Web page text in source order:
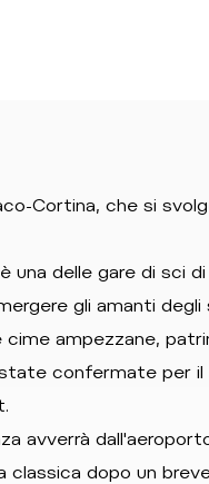
Cortina, che si
una delle gare di sci
gli amanti
ampezzane,
confermate per
avverrà
dopo un